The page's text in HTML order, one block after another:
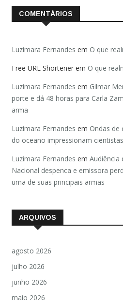
COMENTÁRIOS
Luzimara Fernandes em O que
Free URL Shortener em O que
Luzimara Fernandes em Gilmar
porte e dá 48 horas para Carla
arma
Luzimara Fernandes em Ondas de
do oceano impressionam cientistas
Luzimara Fernandes em Audiência
Nacional despenca e emissora
uma de suas principais armas
ARQUIVOS
agosto 2026
julho 2026
junho 2026
maio 2026